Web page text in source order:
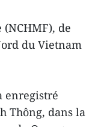
de
du Vietnam
enregistré
Thông, dans la